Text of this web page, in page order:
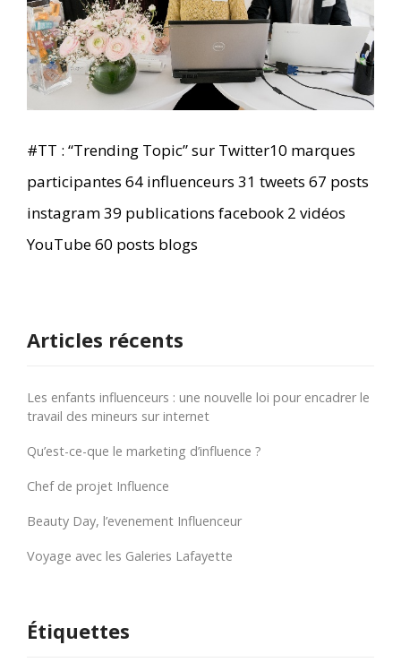
#TT : “Trending Topic” sur Twitter10 marques
participantes 64 influenceurs 31 tweets 67 posts
instagram 39 publications facebook 2 vidéos
YouTube 60 posts blogs
Articles récents
Les enfants influenceurs : une nouvelle loi pour encadrer le
travail des mineurs sur internet
Qu’est-ce-que le marketing d’influence ?
Chef de projet Influence
Beauty Day, l’evenement Influenceur
Voyage avec les Galeries Lafayette
Étiquettes